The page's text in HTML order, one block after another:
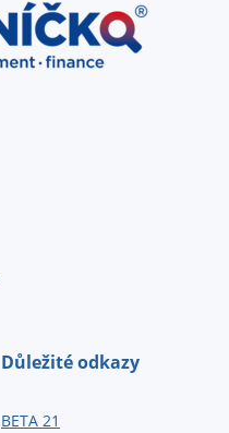
Důležité odkazy
BETA 21